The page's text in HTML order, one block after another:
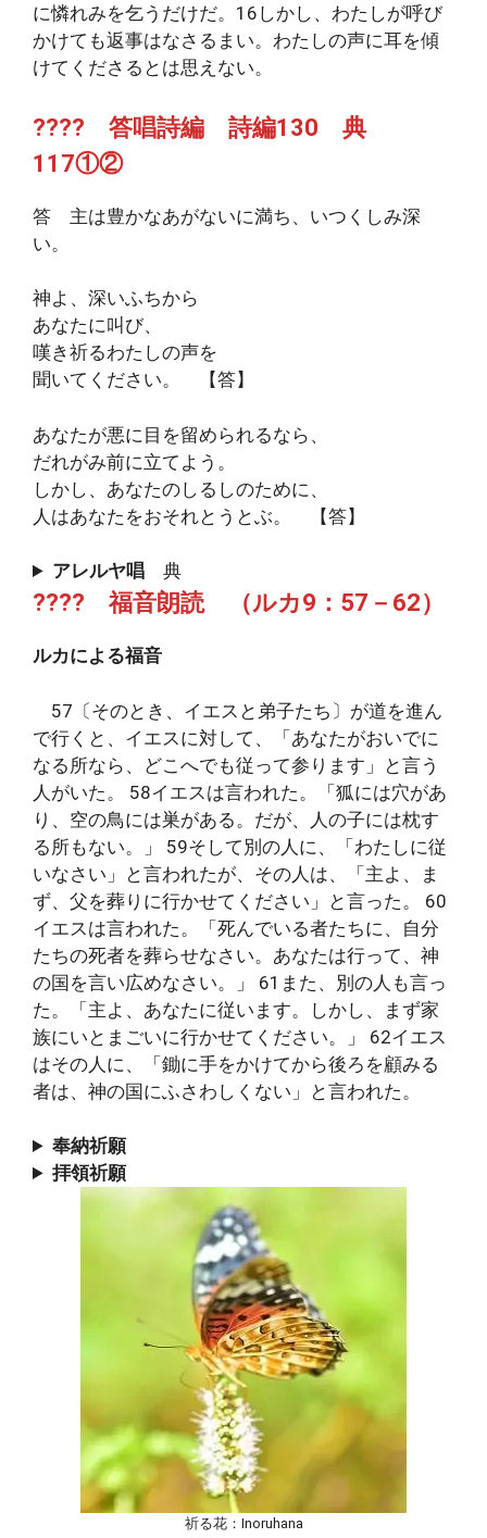
に憐れみを乞うだけだ。16しかし、わたしが呼び
かけても返事はなさるまい。わたしの声に耳を傾
けてくださるとは思えない。
???? 答唱詩編 詩編130 典
117①②
答 主は豊かなあがないに満ち、いつくしみ深
い。
神よ、深いふちから
あなたに叫び、
嘆き祈るわたしの声を
聞いてください。 【答】
あなたが悪に目を留められるなら、
だれがみ前に立てよう。
しかし、あなたのしるしのために、
人はあなたをおそれとうとぶ。 【答】
アレルヤ唱 典
???? 福音朗読 （ルカ9：57－62）
ルカによる福音
57〔そのとき、イエスと弟子たち〕が道を進ん
で行くと、イエスに対して、「あなたがおいでに
なる所なら、どこへでも従って参ります」と言う
人がいた。 58イエスは言われた。「狐には穴があ
り、空の鳥には巣がある。だが、人の子には枕す
る所もない。」 59そして別の人に、「わたしに従
いなさい」と言われたが、その人は、「主よ、ま
ず、父を葬りに行かせてください」と言った。 60
イエスは言われた。「死んでいる者たちに、自分
たちの死者を葬らせなさい。あなたは行って、神
の国を言い広めなさい。」 61また、別の人も言っ
た。「主よ、あなたに従います。しかし、まず家
族にいとまごいに行かせてください。」 62イエス
はその人に、「鋤に手をかけてから後ろを顧みる
者は、神の国にふさわしくない」と言われた。
奉納祈願
拝領祈願
祈る花：Inoruhana